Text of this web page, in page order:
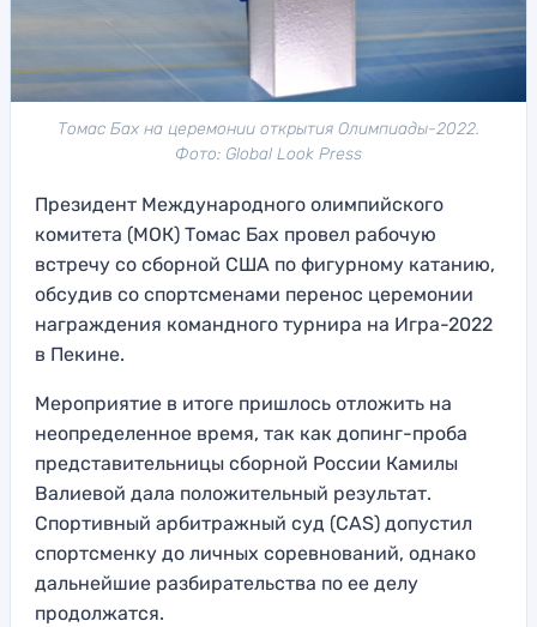
Томас Бах на церемонии открытия Олимпиады-2022.
Фото: Global Look Press
Президент Международного олимпийского
комитета (МОК) Томас Бах провел рабочую
встречу со сборной США по фигурному катанию,
обсудив со спортсменами перенос церемонии
награждения командного турнира на Игра-2022
в Пекине.
Мероприятие в итоге пришлось отложить на
неопределенное время, так как допинг-проба
представительницы сборной России Камилы
Валиевой дала положительный результат.
Спортивный арбитражный суд (CAS) допустил
спортсменку до личных соревнований, однако
дальнейшие разбирательства по ее делу
продолжатся.